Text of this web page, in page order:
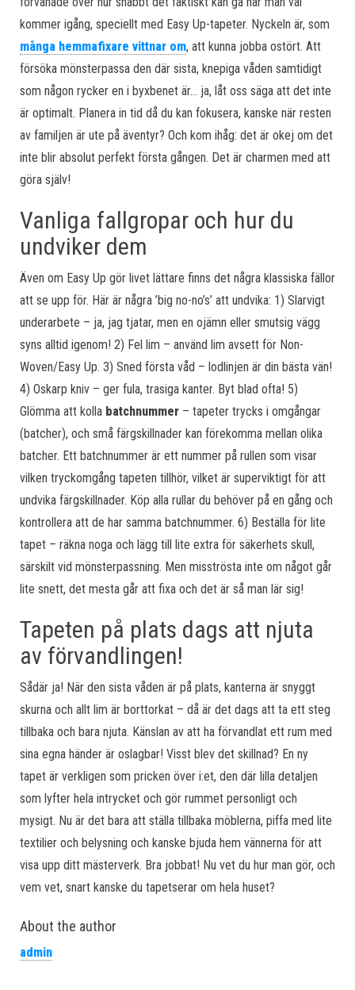
kommer igång, speciellt med Easy Up-tapeter. Nyckeln är, som
många hemmafixare vittnar om, att kunna jobba ostört. Att
försöka mönsterpassa den där sista, knepiga våden samtidigt
som någon rycker en i byxbenet är… ja, låt oss säga att det inte
är optimalt. Planera in tid då du kan fokusera, kanske när resten
av familjen är ute på äventyr? Och kom ihåg: det är okej om det
inte blir absolut perfekt första gången. Det är charmen med att
göra själv!
Vanliga fallgropar och hur du
undviker dem
Även om Easy Up gör livet lättare finns det några klassiska fällor
att se upp för. Här är några ’big no-no’s’ att undvika: 1) Slarvigt
underarbete – ja, jag tjatar, men en ojämn eller smutsig vägg
syns alltid igenom! 2) Fel lim – använd lim avsett för Non-
Woven/Easy Up. 3) Sned första våd – lodlinjen är din bästa vän!
4) Oskarp kniv – ger fula, trasiga kanter. Byt blad ofta! 5)
Glömma att kolla batchnummer – tapeter trycks i omgångar
(batcher), och små färgskillnader kan förekomma mellan olika
batcher. Ett batchnummer är ett nummer på rullen som visar
vilken tryckomgång tapeten tillhör, vilket är superviktigt för att
undvika färgskillnader. Köp alla rullar du behöver på en gång och
kontrollera att de har samma batchnummer. 6) Beställa för lite
tapet – räkna noga och lägg till lite extra för säkerhets skull,
särskilt vid mönsterpassning. Men misströsta inte om något går
lite snett, det mesta går att fixa och det är så man lär sig!
Tapeten på plats dags att njuta
av förvandlingen!
Sådär ja! När den sista våden är på plats, kanterna är snyggt
skurna och allt lim är borttorkat – då är det dags att ta ett steg
tillbaka och bara njuta. Känslan av att ha förvandlat ett rum med
sina egna händer är oslagbar! Visst blev det skillnad? En ny
tapet är verkligen som pricken över i:et, den där lilla detaljen
som lyfter hela intrycket och gör rummet personligt och
mysigt. Nu är det bara att ställa tillbaka möblerna, piffa med lite
textilier och belysning och kanske bjuda hem vännerna för att
visa upp ditt mästerverk. Bra jobbat! Nu vet du hur man gör, och
vem vet, snart kanske du tapetserar om hela huset?
About the author
admin